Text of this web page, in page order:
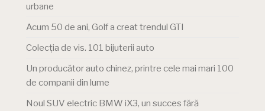
urbane
Acum 50 de ani, Golf a creat trendul GTI
Colecția de vis. 101 bijuterii auto
Un producător auto chinez, printre cele mai mari 100
de companii din lume
Noul SUV electric BMW iX3, un succes fără